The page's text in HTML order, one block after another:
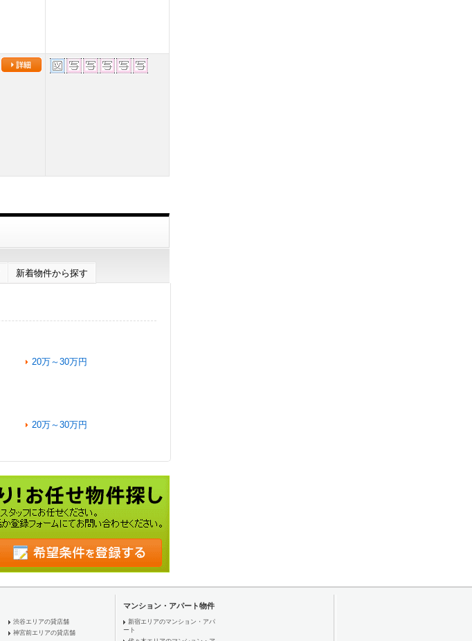
新着物件から探す
20万～30万円
20万～30万円
渋谷エリアの貸店舗
神宮前エリアの貸店舗
マンション・アパート物件
新宿エリアのマンション・アパ
ート